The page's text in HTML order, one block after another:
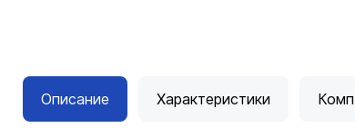
Описание Характеристики